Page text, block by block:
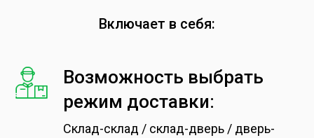
Включает в себя:
Возможность выбрать
режим доставки:
Склад-склад / склад-дверь / дверь-